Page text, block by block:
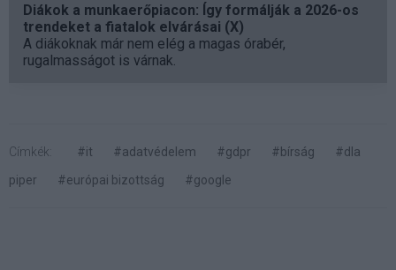
Diákok a munkaerőpiacon: Így formálják a 2026-os
trendeket a fiatalok elvárásai (X)
A diákoknak már nem elég a magas órabér,
rugalmasságot is várnak.
Címkék: #it #adatvédelem #gdpr #bírság
#dla
piper
#európai bizottság #google